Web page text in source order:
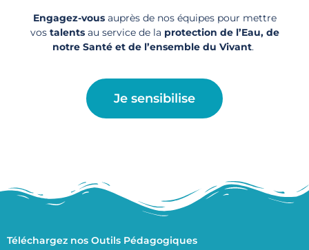
Engagez-vousauprès de nos équipes pour mettre
vos talentsau service de la protection de l’Eau, de
notre Santé et de l’ensemble du Vivant.
Je sensibilise
Téléchargez nos Outils Pédagogiques